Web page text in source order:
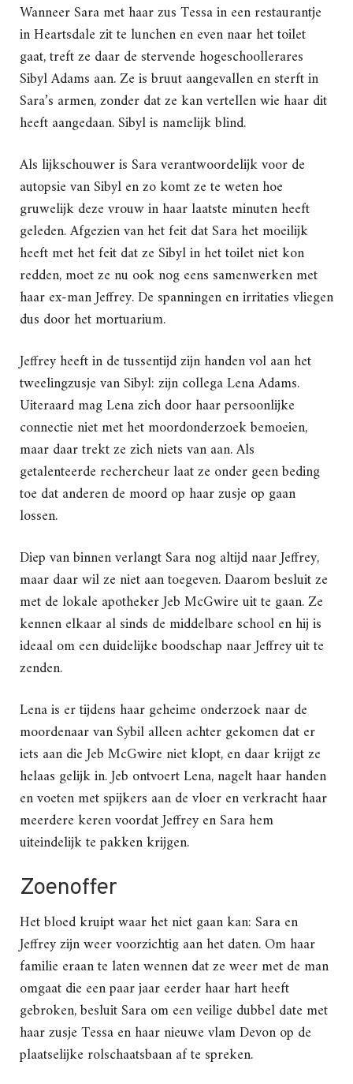
Wanneer Sara met haar zus Tessa in een restaurantje
in Heartsdale zit te lunchen en even naar het toilet
gaat, treft ze daar de stervende hogeschoollerares
Sibyl Adams aan. Ze is bruut aangevallen en sterft in
Sara’s armen, zonder dat ze kan vertellen wie haar dit
heeft aangedaan. Sibyl is namelijk blind.
Als lijkschouwer is Sara verantwoordelijk voor de
autopsie van Sibyl en zo komt ze te weten hoe
gruwelijk deze vrouw in haar laatste minuten heeft
geleden. Afgezien van het feit dat Sara het moeilijk
heeft met het feit dat ze Sibyl in het toilet niet kon
redden, moet ze nu ook nog eens samenwerken met
haar ex-man Jeffrey. De spanningen en irritaties vliegen
dus door het mortuarium.
Jeffrey heeft in de tussentijd zijn handen vol aan het
tweelingzusje van Sibyl: zijn collega Lena Adams.
Uiteraard mag Lena zich door haar persoonlijke
connectie niet met het moordonderzoek bemoeien,
maar daar trekt ze zich niets van aan. Als
getalenteerde rechercheur laat ze onder geen beding
toe dat anderen de moord op haar zusje op gaan
lossen.
Diep van binnen verlangt Sara nog altijd naar Jeffrey,
maar daar wil ze niet aan toegeven. Daarom besluit ze
met de lokale apotheker Jeb McGwire uit te gaan. Ze
kennen elkaar al sinds de middelbare school en hij is
ideaal om een duidelijke boodschap naar Jeffrey uit te
zenden.
Lena is er tijdens haar geheime onderzoek naar de
moordenaar van Sybil alleen achter gekomen dat er
iets aan die Jeb McGwire niet klopt, en daar krijgt ze
helaas gelijk in. Jeb ontvoert Lena, nagelt haar handen
en voeten met spijkers aan de vloer en verkracht haar
meerdere keren voordat Jeffrey en Sara hem
uiteindelijk te pakken krijgen.
Zoenoffer
Het bloed kruipt waar het niet gaan kan: Sara en
Jeffrey zijn weer voorzichtig aan het daten. Om haar
familie eraan te laten wennen dat ze weer met de man
omgaat die een paar jaar eerder haar hart heeft
gebroken, besluit Sara om een veilige dubbel date met
haar zusje Tessa en haar nieuwe vlam Devon op de
plaatselijke rolschaatsbaan af te spreken.